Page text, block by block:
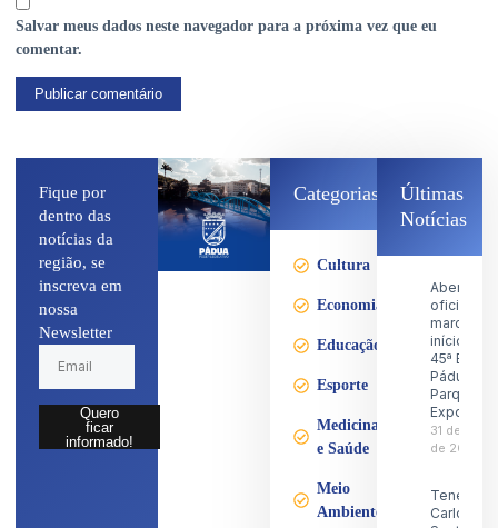
Salvar meus dados neste navegador para a próxima vez que eu
comentar.
Fique por
dentro das
notícias da
região, se
inscreva em
nossa
Newsletter
Quero
ficar
informado!
Categorias
Cultura
Economia
Educação
Esporte
Medicina
e Saúde
Meio
Ambiente
Últimas
Notícias
Abertura
oficial
marca o
início da
45ª Expo
Pádua no
Parque de
31 de julho
de 2026
Tenente
Carlos